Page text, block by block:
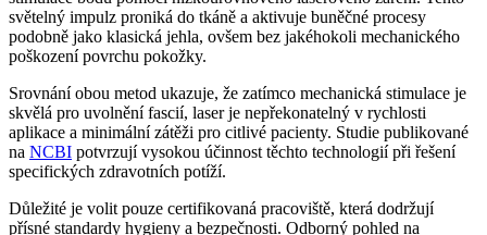
světelný impulz proniká do tkáně a aktivuje buněčné procesy
podobně jako klasická jehla, ovšem bez jakéhokoli mechanického
poškození povrchu pokožky.
Srovnání obou metod ukazuje, že zatímco mechanická stimulace je
skvělá pro uvolnění fascií, laser je nepřekonatelný v rychlosti
aplikace a minimální zátěži pro citlivé pacienty. Studie publikované
na NCBI potvrzují vysokou účinnost těchto technologií při řešení
specifických zdravotních potíží.
Důležité je volit pouze certifikovaná pracoviště, která dodržují
přísné standardy hygieny a bezpečnosti. Odborný pohled na